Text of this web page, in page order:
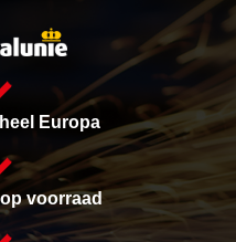
Europa
voorraad